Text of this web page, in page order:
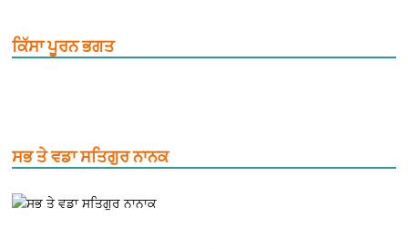
ਕਿੱਸਾ ਪੂਰਨ ਭਗਤ
ਸਭ ਤੇ ਵਡਾ ਸਤਿਗੁਰ ਨਾਨਕ